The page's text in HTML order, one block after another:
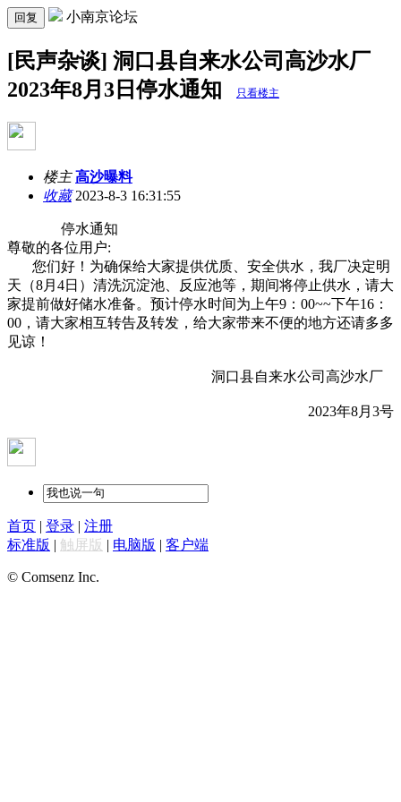
回复 小南京论坛
[民声杂谈] 洞口县自来水公司高沙水厂
2023年8月3日停水通知
只看楼主
楼主 高沙曝料
收藏2023-8-3 16:31:55
停水通知
尊敬的各位用户:
您们好！为确保给大家提供优质、安全供水，我厂决定明
天（8月4日）清洗沉淀池、反应池等，期间将停止供水，请大
家提前做好储水准备。预计停水时间为上午9：00~~下午16：
00，请大家相互转告及转发，给大家带来不便的地方还请多多
见谅！
洞口县自来水公司高沙水厂
2023年8月3号
首页 | 登录 | 注册
标准版 | 触屏版 | 电脑版 | 客户端
© Comsenz Inc.